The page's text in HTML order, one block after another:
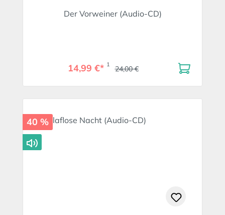
Der Vorweiner (Audio-CD)
14,99 €* 1 24,00 €
40 %